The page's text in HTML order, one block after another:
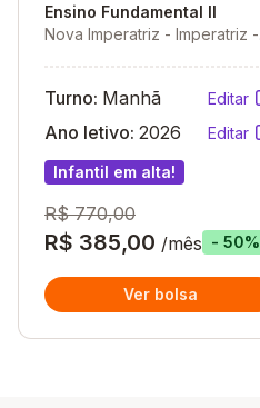
Ensino Fundamental II
Nova Imperatriz - Imperatriz -
Turno: Manhã Editar
Ano letivo: 2026 Editar
Infantil em alta!
R$ 770,00
R$ 385,00 /mês - 50%
Ver bolsa